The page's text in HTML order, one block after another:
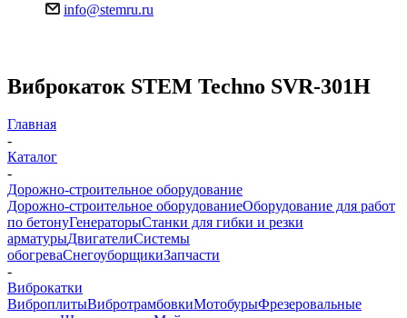
info@stemru.ru
Виброкаток STEM Techno SVR-301H
Главная
-
Каталог
-
Дорожно-строительное оборудование
Дорожно-строительное оборудованиеОборудование для работ
по бетонуГенераторыСтанки для гибки и резки
арматурыДвигателиСистемы
обогреваСнегоуборщикиЗапчасти
-
Виброкатки
ВиброплитыВибротрамбовкиМотобурыФрезеровальные